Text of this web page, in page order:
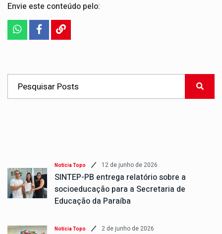
Envie este conteúdo pelo:
Notícia Topo 12 de junho de 2026
SINTEP-PB entrega relatório sobre a
socioeducação para a Secretaria de
Educação da Paraíba
Notícia Topo 2 de junho de 2026